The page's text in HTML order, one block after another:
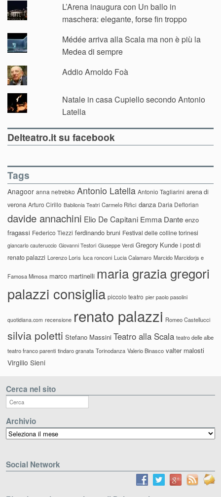
L’Arena inaugura con Un ballo in
maschera: elegante, forse fin troppo
Médée arriva alla Scala ma non è più la
Medea di sempre
Addio Arnoldo Foà
Natale in casa Cupiello secondo Antonio
Latella
Delteatro.it su facebook
Tags
Anagoor anna netrebko Antonio Latella Antonio Tagliarini arena di
verona Arturo Cirillo Babilonia Teatri Carmelo Rifici danza Daria Deflorian
davide annachini Elio De Capitani Emma Dante enzo
fragassi Federico Tiezzi ferdinando bruni Festival delle colline torinesi
giancarlo cauteruccio Giovanni Testori Giuseppe Verdi Gregory Kunde i post di
renato palazzi Lorenzo Loris luca ronconi Lucia Calamaro Marcido Marcidorjs e
Famosa Mimosa marco martinelli maria grazia gregori
palazzi consiglia piccolo teatro pier paolo pasolini
quotidiana.com recensione renato palazzi Romeo Castellucci
silvia poletti Stefano Massini Teatro alla Scala teatro delle albe
teatro franco parenti tindaro granata Torinodanza Valerio Binasco valter malosti
Virgilio Sieni
Cerca nel sito
Archivio
Archivio
Social Network